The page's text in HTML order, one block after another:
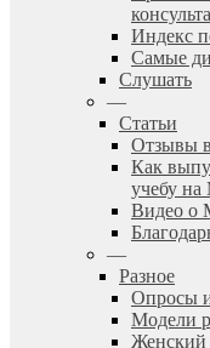
Индекс
Самые
Слушать
—
Статьи
Отзывы
Как
учебу
Видео о
—
Разное
Опросы
Модели